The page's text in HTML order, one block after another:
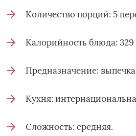
Количество порций: 5
Калорийность блюда: 329
Предназначение:
Кухня:
Сложность: средняя.